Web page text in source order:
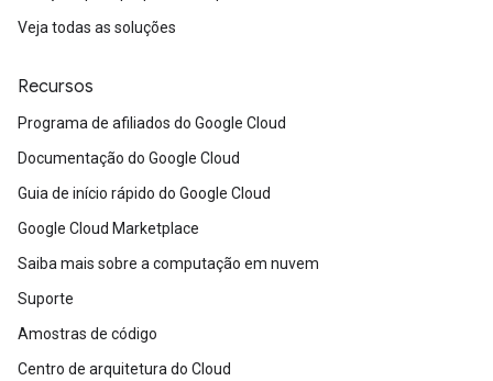
Veja todas as soluções
Recursos
Programa de afiliados do Google Cloud
Documentação do Google Cloud
Guia de início rápido do Google Cloud
Google Cloud Marketplace
Saiba mais sobre a computação em nuvem
Suporte
Amostras de código
Centro de arquitetura do Cloud